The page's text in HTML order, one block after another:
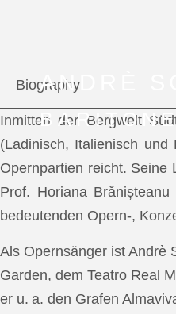
ANDRÈ
Biography
Inmitten der Bergwelt
(Ladinisch, Italienisch
Opernpartien reicht. Seine
Prof. Horiana
bedeutenden Opern-,
Als Opernsänger ist Andrè
Garden, dem Teatro Real
er u. a. den Grafen